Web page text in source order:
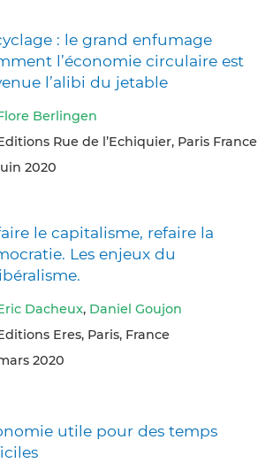
: le grand enfumage
l’économie circulaire est
l’alibi du jetable
Berlingen
Rue de l’Echiquier, Paris France
2020
le capitalisme, refaire la
Les enjeux du
Dacheux, Daniel Goujon
Eres, Paris, France
2020
utile pour des temps